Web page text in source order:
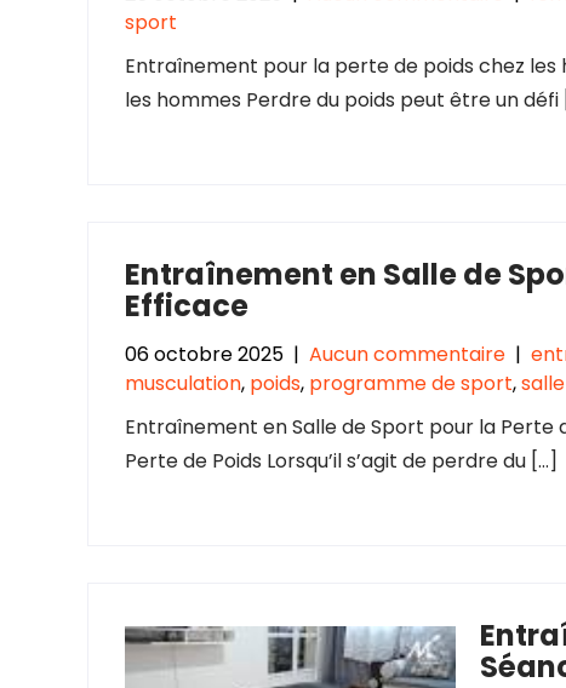
sport
Entraînement pour la perte de poids chez
les hommes Perdre du poids peut être un défi
Entraînement en Salle de
Efficace
06 octobre 2025 | Aucun commentaire |
musculation, poids, programme de sport,
Entraînement en Salle de Sport pour la Perte
Perte de Poids Lorsqu’il s’agit de perdre du […]